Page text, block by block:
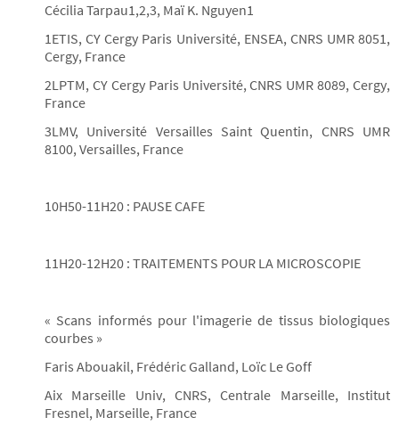
Cécilia Tarpau1,2,3, Maï K. Nguyen1
1ETIS, CY Cergy Paris Université, ENSEA, CNRS UMR 8051,
Cergy, France
2LPTM, CY Cergy Paris Université, CNRS UMR 8089, Cergy,
France
3LMV, Université Versailles Saint Quentin, CNRS UMR
8100, Versailles, France
10H50-11H20 : PAUSE CAFE
11H20-12H20 : TRAITEMENTS POUR LA MICROSCOPIE
« Scans informés pour l'imagerie de tissus biologiques
courbes »
Faris Abouakil, Frédéric Galland, Loïc Le Goff
Aix Marseille Univ, CNRS, Centrale Marseille, Institut
Fresnel, Marseille, France